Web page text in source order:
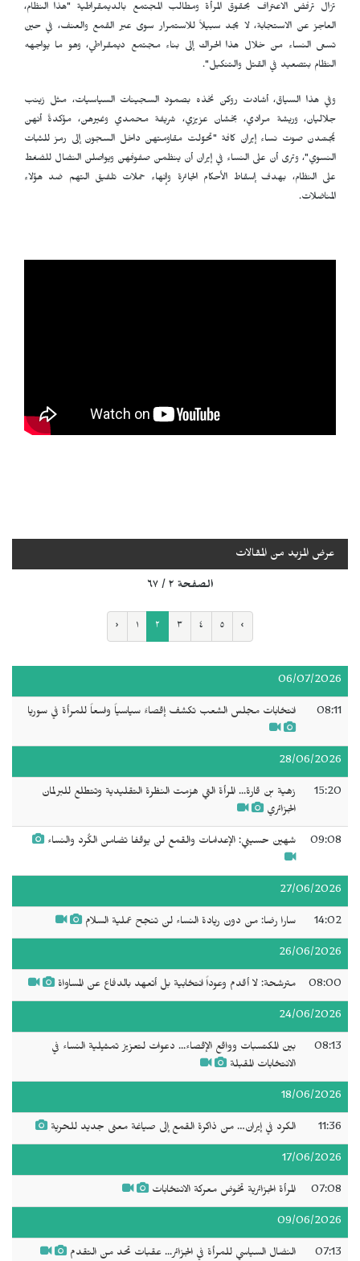
تزال ترفض الاعتراف بحقوق المرأة ومطالب المجتمع بالديمقراطية "هذا النظام،
العاجز عن الاستجابة، لا يجد سبيلاً للاستمرار سوى عبر القمع والعنف، في حين
تسعى النساء من خلال هذا الحراك إلى بناء مجتمع ديمقراطي، وهو ما يواجهه
النظام بتصعيد في القتل والتنكيل".
وفي هذا السياق، أشادت روكن نخذه بصمود السجينات السياسيات، مثل زينب
جلاليان، وريشة مرادي، بخشان عزیزي، شريفة محمدي وغيرهن، مؤكدةً أنهن
يُجسّدن صوت نساء إيران كافة "تحوّلت مقاومتهن داخل السجون إلى رمز للثبات
النسوي"، وترى أن على النساء في إيران أن ينظمن صفوفهن ويواصلن النضال للضغط
على النظام، بهدف إسقاط الأحكام الجائرة وإنهاء حملات تلفيق التهم ضد هؤلاء
المناضلات.
عرض المزيد من المقالات
الصفحة ٢ / ٦٧
‹ ١ ٢ ٣ ٤ ٥ ›
06/07/2026
08:11 انتخابات مجلس الشعب تكشف إقصاءً سياسياً واسعاً للمرأة في سوريا
28/06/2026
15:20
زهية بن قارة... المرأة التي هزمت النظرة التقليدية وتتطلع للبرلمان
الجزائري
09:08 شهين حسيني: الإعدامات والقمع لن يوقفا تضامن الكُرد والنساء
27/06/2026
14:02 سارا رضا: من دون ريادة النساء لن تنجح عملية السلام
26/06/2026
08:00 مترشحة: لا أقدم وعوداً انتخابية بل أتعهد بالدفاع عن المساواة
24/06/2026
08:13
بين المكتسبات وواقع الإقصاء... دعوات لتعزيز تمثيلية النساء في
الانتخابات المقبلة
18/06/2026
11:36 الكرد في إيران… من ذاكرة القمع إلى صياغة معنى جديد للحرية
17/06/2026
07:08 المرأة الجزائرية تخوض معركة الانتخابات
09/06/2026
07:13 النضال السياسي للمرأة في الجزائر... عقبات تحد من التقدم